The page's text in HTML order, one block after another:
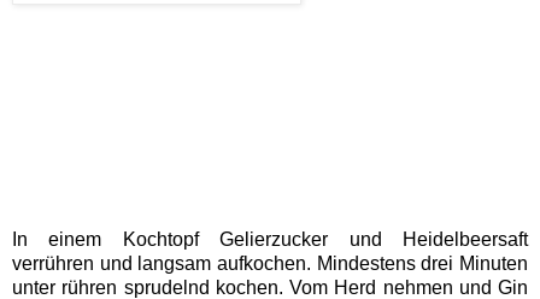
In einem Kochtopf Gelierzucker und Heidelbeersaft
verrühren und langsam aufkochen. Mindestens drei Minuten
unter rühren sprudelnd kochen. Vom Herd nehmen und Gin